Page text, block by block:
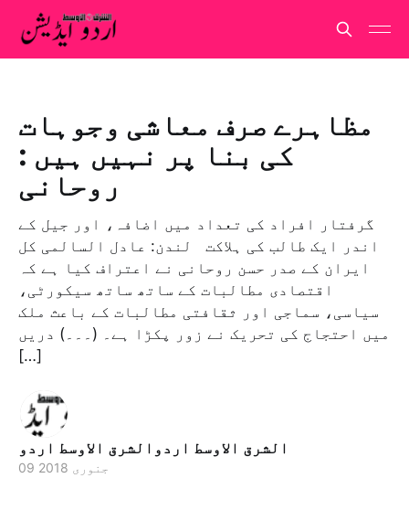
مظاہرے صرف معاشی وجوہات
کی بنا پر نہیں ہیں :
روحانی
گرفتار افراد کی تعداد میں اضافہ، اور جیل کے
اندر ایک طالب کی ہلاکت لندن: عادل السالمی کل
ایران کے صدر حسن روحانی نے اعتراف کیا ہے کہ
اقتصادی مطالبات کے ساتھ ساتھ سیکورٹی،
سیاسی، سماجی اور ثقافتی مطالبات کے باعث ملک
میں احتجاج کی تحریک نے زور پکڑا ہے۔ (۔۔۔) دریں
[…]
الشرق الاوسط اردوالشرق الاوسط اردو
09 جنوری 2018